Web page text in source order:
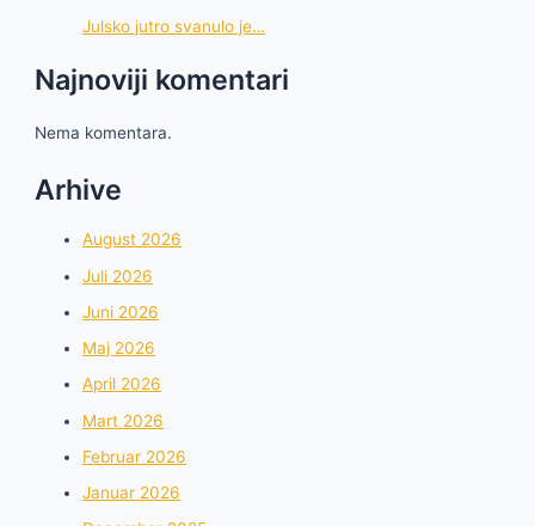
Julsko jutro svanulo je…
Najnoviji komentari
Nema komentara.
Arhive
August 2026
Juli 2026
Juni 2026
Maj 2026
April 2026
Mart 2026
Februar 2026
Januar 2026